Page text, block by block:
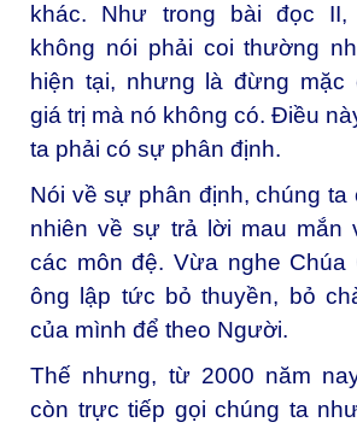
khác. Như trong bài đọc II,
không nói phải coi thường
hiện tại, nhưng là đừng mặc
giá trị mà nó không có. Ðiều
ta phải có sự phân định.
Nói về sự phân định, chúng ta
nhiên về sự trả lời mau mắn
các môn đệ. Vừa nghe Chúa
ông lập tức bỏ thuyền, bỏ
của mình để theo Người.
Thế nhưng, từ 2000 năm
còn trực tiếp gọi chúng ta